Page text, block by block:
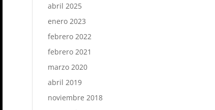
abril 2025
enero 2023
febrero 2022
febrero 2021
marzo 2020
abril 2019
noviembre 2018